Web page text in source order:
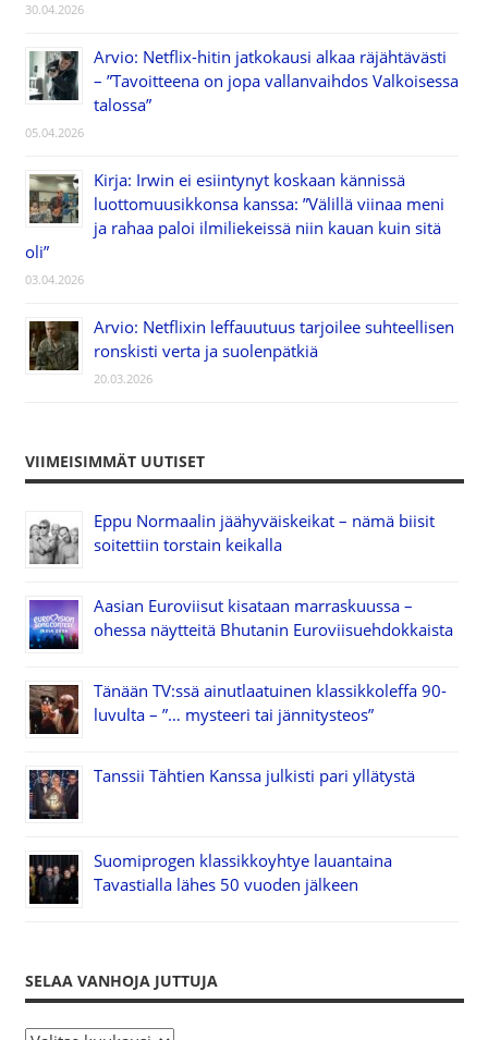
30.04.2026
Arvio: Netflix-hitin jatkokausi alkaa räjähtävästi
– ”Tavoitteena on jopa vallanvaihdos Valkoisessa
talossa”
05.04.2026
Kirja: Irwin ei esiintynyt koskaan kännissä
luottomuusikkonsa kanssa: ”Välillä viinaa meni
ja rahaa paloi ilmiliekeissä niin kauan kuin sitä
oli”
03.04.2026
Arvio: Netflixin leffauutuus tarjoilee suhteellisen
ronskisti verta ja suolenpätkiä
20.03.2026
VIIMEISIMMÄT UUTISET
Eppu Normaalin jäähyväiskeikat – nämä biisit
soitettiin torstain keikalla
Aasian Euroviisut kisataan marraskuussa –
ohessa näytteitä Bhutanin Euroviisuehdokkaista
Tänään TV:ssä ainutlaatuinen klassikkoleffa 90-
luvulta – ”… mysteeri tai jännitysteos”
Tanssii Tähtien Kanssa julkisti pari yllätystä
Suomiprogen klassikkoyhtye lauantaina
Tavastialla lähes 50 vuoden jälkeen
SELAA VANHOJA JUTTUJA